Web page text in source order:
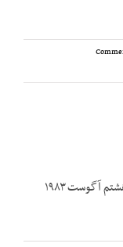
روایت کننده: آقای هلاکو رامبد تاریخ مصاحبه: هشتم آگوست ۱۹۸۳